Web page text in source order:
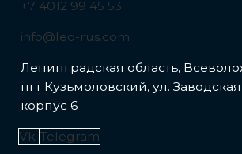
+7 4012 99 45 53
info@leo-rus.com
Ленинградская область,
пгт Кузьмоловский, ул.
корпус 6
Vk Telegram